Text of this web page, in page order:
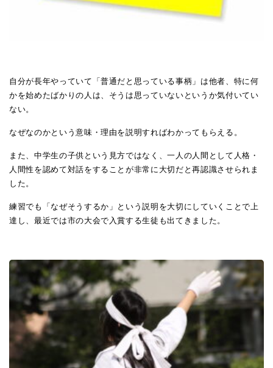
自分が長年やっていて「普通だと思っている事柄」は他者、特に何
かを始めたばかりの人は、そうは思っていないというか気付いてい
ない。
なぜなのかという意味・理由を説明すればわかってもらえる。
また、中学生の子供という見方ではなく、一人の人間として人格・
人間性を認めて対話をすることが非常に大切だと再認識させられま
した。
練習でも「なぜそうするか」という説明を大切にしていくことで上
達し、最近では市の大会で入賞する生徒も出てきました。